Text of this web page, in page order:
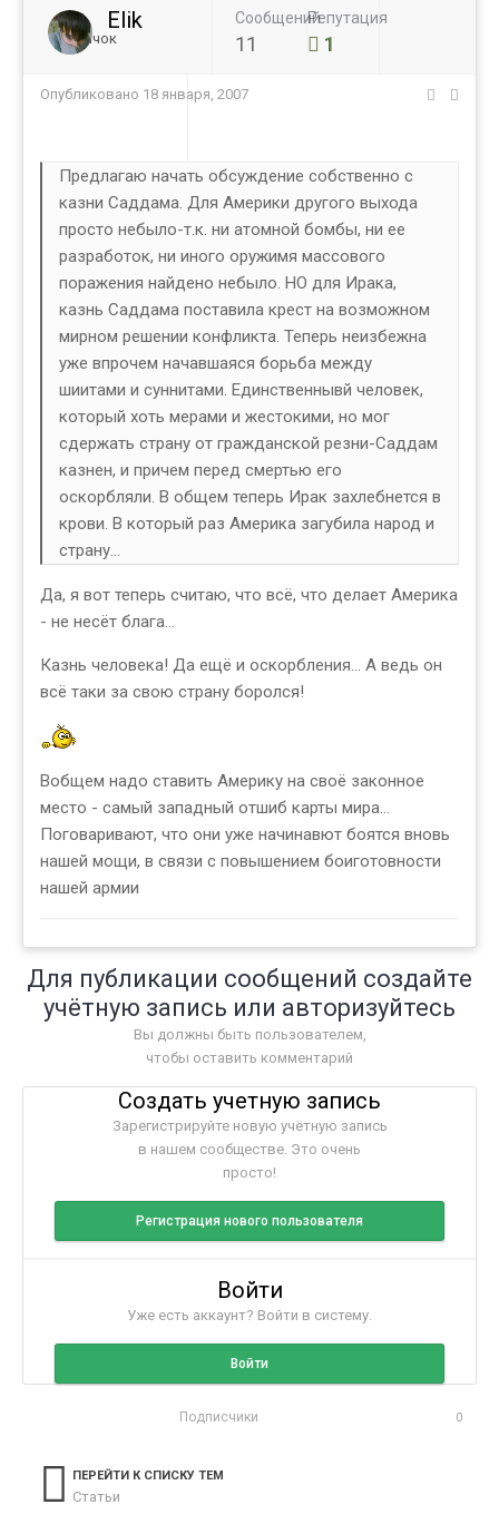
Elik
Новичок
Сообщений
11
Репутация
1
Опубликовано 18 января, 2007
Предлагаю начать обсуждение собственно с
казни Саддама. Для Америки другого выхода
просто небыло-т.к. ни атомной бомбы, ни ее
разработок, ни иного оружимя массового
поражения найдено небыло. НО для Ирака,
казнь Саддама поставила крест на возможном
мирном решении конфликта. Теперь неизбежна
уже впрочем начавшаяся борьба между
шиитами и суннитами. Единственнывй человек,
который хоть мерами и жестокими, но мог
сдержать страну от гражданской резни-Саддам
казнен, и причем перед смертью его
оскорбляли. В общем теперь Ирак захлебнется в
крови. В который раз Америка загубила народ и
страну...
Да, я вот теперь считаю, что всё, что делает Америка
- не несёт блага...
Казнь человека! Да ещё и оскорбления... А ведь он
всё таки за свою страну боролся!
Вобщем надо ставить Америку на своё законное
место - самый западный отшиб карты мира...
Поговаривают, что они уже начинавют боятся вновь
нашей мощи, в связи с повышением боиготовности
нашей армии
Для публикации сообщений создайте
учётную запись или авторизуйтесь
Вы должны быть пользователем,
чтобы оставить комментарий
Создать учетную запись
Зарегистрируйте новую учётную запись
в нашем сообществе. Это очень
просто!
Регистрация нового пользователя
Войти
Уже есть аккаунт? Войти в систему.
Войти
Подписчики 0
ПЕРЕЙТИ К СПИСКУ ТЕМ
Статьи